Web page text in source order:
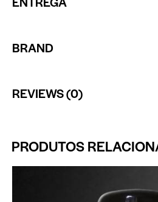
BRAND
REVIEWS (0)
PRODUTOS